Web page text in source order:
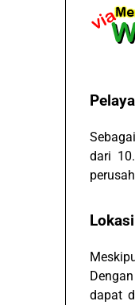
dari
dapat